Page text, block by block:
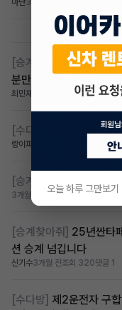
마난3개월 전
[승계찾아줘] 저신용 무심사 장
분만
최민재 조회 394 댓글 3
[수다방] 저신용 무심사
랑이파파 댓글
[승계찾아줘] 무심사
3개월 전 조회 258 댓글 2
[승계찾아줘] 25년싼타
션 승계 넘깁니다
신기수3개월 전조회 320댓글 1
[수다방] 제2운전자 구
오늘 하루 그만보기